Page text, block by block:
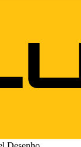
5000K
e objetos.
uso interno
de 30.000h